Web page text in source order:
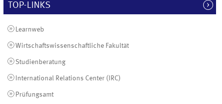
TOP-LINKS
Learnweb
Wirtschaftswissenschaftliche Fakultät
Studienberatung
International Relations Center (IRC)
Prüfungsamt